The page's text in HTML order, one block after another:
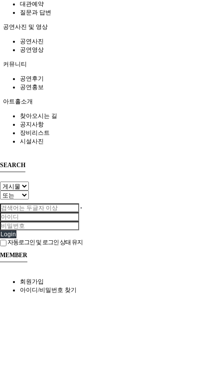
대관예약
질문과 답변
공연사진 및 영상
공연사진
공연영상
커뮤니티
공연후기
공연홍보
아트홀소개
찾아오시는 길
공지사항
장비리스트
시설사진
SEARCH
Login
자동로그인 및 로그인 상태 유지
MEMBER
회원가입
아이디/비밀번호 찾기